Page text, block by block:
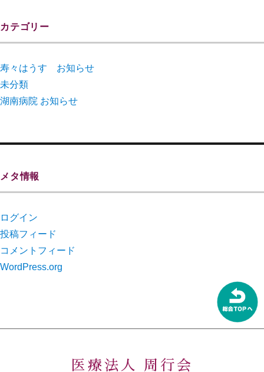
カテゴリー
寿々はうす お知らせ
未分類
湖南病院 お知らせ
メタ情報
ログイン
投稿フィード
コメントフィード
WordPress.org
医療法人 周行会